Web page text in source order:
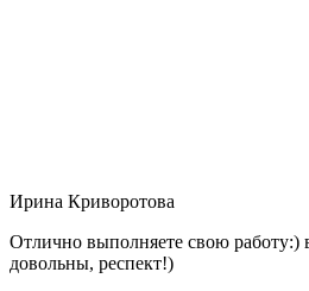
Ирина Криворотова
Отлично выполняете свою работу:)
довольны, респект!)